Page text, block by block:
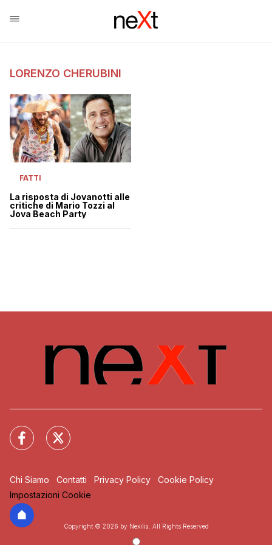
LORENZO CHERUBINI
FATTI
La risposta di Jovanotti alle
critiche di Mario Tozzi al
Jova Beach Party
Chi Siamo Contatti Privacy Policy
Cookie Policy
Impostazioni Cookie
Copyright © 2026 by Nexilia. All Rights Reserved